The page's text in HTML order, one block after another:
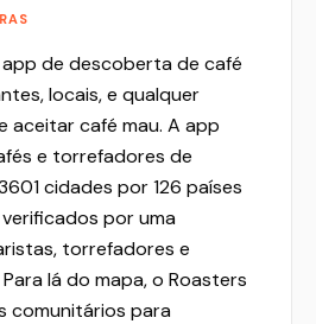
de descoberta de café
locais, e qualquer
aceitar café mau. A app
e torrefadores de
cidades por 126 países
por uma
torrefadores e
lá do mapa, o Roasters
comunitários para